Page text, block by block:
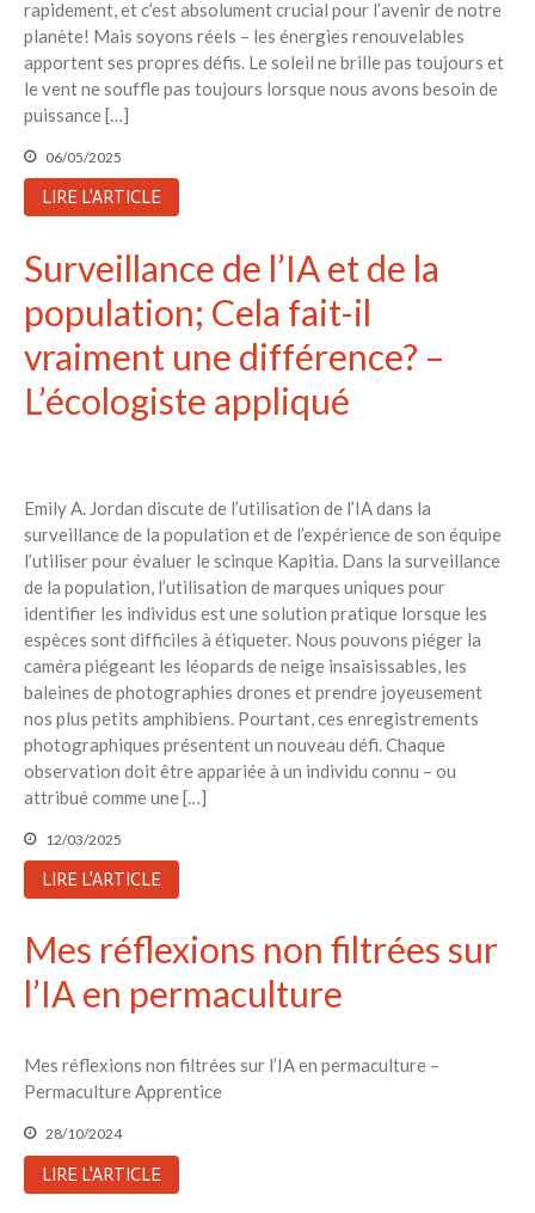
rapidement, et c’est absolument crucial pour l’avenir de notre
planète! Mais soyons réels – les énergies renouvelables
apportent ses propres défis. Le soleil ne brille pas toujours et
le vent ne souffle pas toujours lorsque nous avons besoin de
puissance […]
06/05/2025
LIRE L'ARTICLE
Surveillance de l’IA et de la
population; Cela fait-il
vraiment une différence? –
L’écologiste appliqué
Emily A. Jordan discute de l’utilisation de l’IA dans la
surveillance de la population et de l’expérience de son équipe
l’utiliser pour évaluer le scinque Kapitia. Dans la surveillance
de la population, l’utilisation de marques uniques pour
identifier les individus est une solution pratique lorsque les
espèces sont difficiles à étiqueter. Nous pouvons piéger la
caméra piégeant les léopards de neige insaisissables, les
baleines de photographies drones et prendre joyeusement
nos plus petits amphibiens. Pourtant, ces enregistrements
photographiques présentent un nouveau défi. Chaque
observation doit être appariée à un individu connu – ou
attribué comme une […]
12/03/2025
LIRE L'ARTICLE
Mes réflexions non filtrées sur
l’IA en permaculture
Mes réflexions non filtrées sur l’IA en permaculture –
Permaculture Apprentice
28/10/2024
LIRE L'ARTICLE